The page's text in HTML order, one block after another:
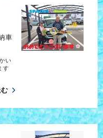
車
い
す